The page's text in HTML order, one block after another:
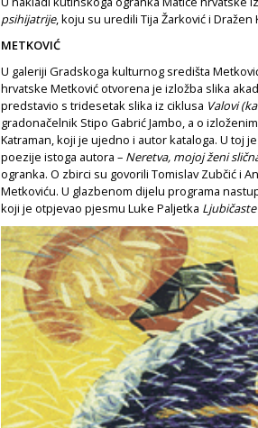
psihijatrije, koju su uredili Tija Žarković i Dražen
METKOVIĆ
U galeriji Gradskoga kulturnog središta
hrvatske Metković otvorena je izložba slika
predstavio s tridesetak slika iz ciklusa Valovi
gradonačelnik Stipo Gabrić Jambo, a o
Katraman, koji je ujedno i autor kataloga. U toj
poezije istoga autora – Neretva, mojoj ženi
ogranka. O zbirci su govorili Tomislav Zubčić i
Metkoviću. U glazbenom dijelu programa
koji je otpjevao pjesmu Luke Paljetka